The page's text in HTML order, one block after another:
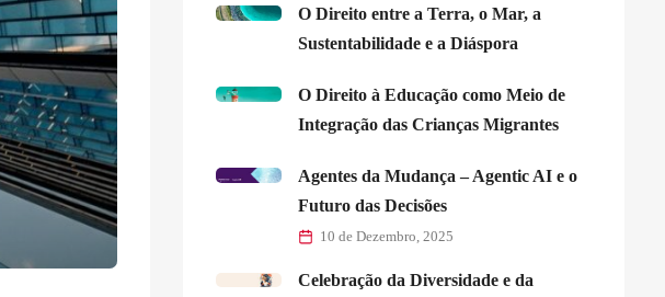
O Direito entre a Terra, o Mar, a
Sustentabilidade e a Diáspora
O Direito à Educação como Meio de
Integração das Crianças Migrantes
Agentes da Mudança – Agentic AI e o
Futuro das Decisões
10 de Dezembro, 2025
Celebração da Diversidade e da